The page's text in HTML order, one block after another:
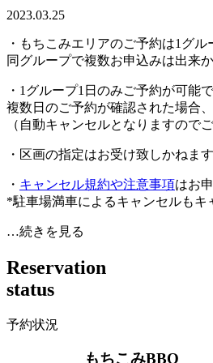
2023.03.25
・もちこみエリアのご予約は1グ
同グループで複数お申込みは出来
・1グループ1日のみご予約が可能
複数日のご予約が確認された場合
（自動キャンセルとなりますので
・区画の指定はお受け致しかねます
・ キャンセル規約や注意事項はお
*駐車場満車によるキャンセルも
…続きを見る
Reservation
status
予約状況
もちこみBBQ